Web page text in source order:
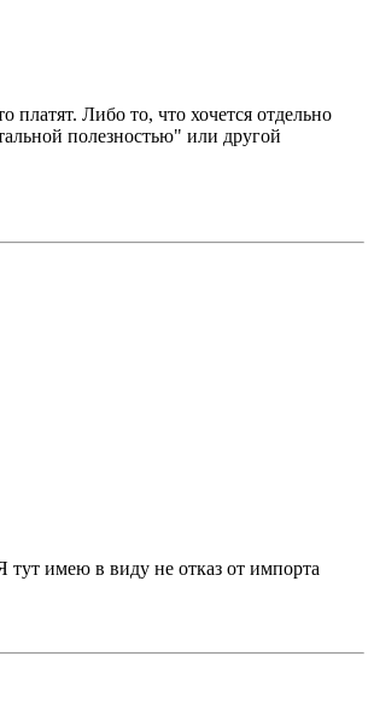
платят. Либо то, что хочется отдельно
полезностью" или другой
тут имею в виду не отказ от импорта